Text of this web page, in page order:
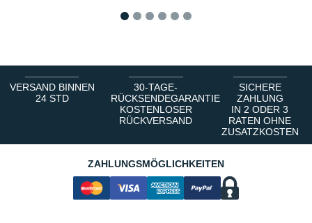
VERSAND BINNEN
24 STD
30-TAGE-
RÜCKSENDEGARANTIE
KOSTENLOSER
RÜCKVERSAND
SICHERE
ZAHLUNG
IN 2 ODER 3
RATEN OHNE
ZUSATZKOSTEN
ZAHLUNGSMÖGLICHKEITEN